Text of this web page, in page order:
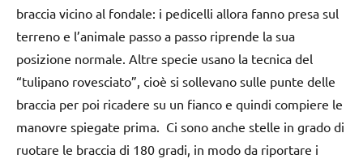
braccia vicino al fondale: i pedicelli allora fanno presa sul
terreno e l’animale passo a passo riprende la sua
posizione normale. Altre specie usano la tecnica del
“tulipano rovesciato”, cioè si sollevano sulle punte delle
braccia per poi ricadere su un fianco e quindi compiere le
manovre spiegate prima. Ci sono anche stelle in grado di
ruotare le braccia di 180 gradi, in modo da riportare i